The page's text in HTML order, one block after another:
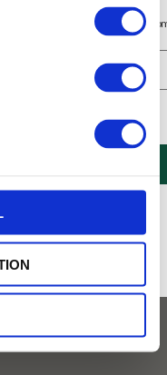
och ta del av erbjudanden året
Rabatten fungerar endast på